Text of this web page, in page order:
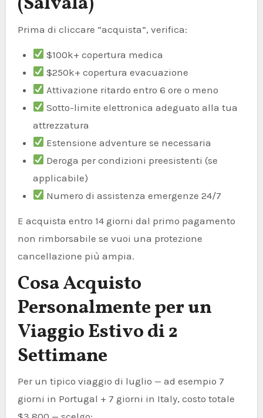
Prima di cliccare “acquista”, verifica:
$100k+ copertura medica
$250k+ copertura evacuazione
Attivazione ritardo entro 6 ore o meno
Sotto-limite elettronica adeguato alla tua
attrezzatura
Estensione adventure se necessaria
Deroga per condizioni preesistenti (se
applicabile)
Numero di assistenza emergenze 24/7
E acquista entro 14 giorni dal primo pagamento
non rimborsabile se vuoi una protezione
cancellazione più ampia.
Cosa Acquisto
Personalmente per un
Viaggio Estivo di 2
Settimane
Per un tipico viaggio di luglio — ad esempio 7
giorni in Portugal + 7 giorni in Italy, costo totale